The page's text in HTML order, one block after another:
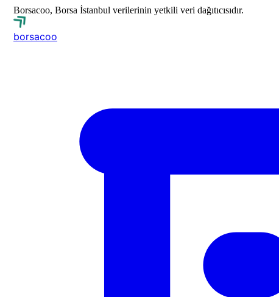
Borsacoo, Borsa İstanbul verilerinin yetkili veri dağıtıcısıdır.
borsacoo